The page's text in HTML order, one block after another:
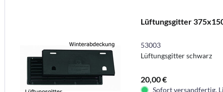
Lüftungsgitter
53003
Lüftungsgitter schwarz
20,00 €
Sofort versandfertig.